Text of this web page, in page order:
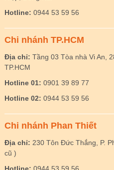
Hotline: 0944 53 59 56
Chi nhánh TP.HCM
Địa chỉ: Tầng 03 Tòa nhà Vi An,
TP.HCM
Hotline 01: 0901 39 89 77
Hotline 02: 0944 53 59 56
Chi nhánh Phan Thiết
Địa chỉ: 230 Tôn Đức Thắng, P.
cũ )